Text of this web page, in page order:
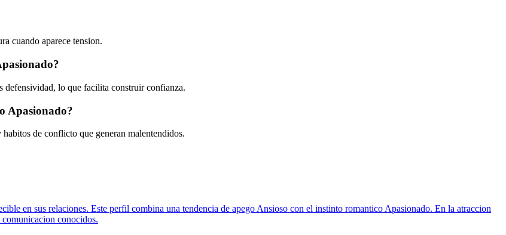
cuando aparece tension.
defensividad, lo que facilita construir confianza.
Apasionado?
de conflicto que generan malentendidos.
en sus relaciones. Este perfil combina una tendencia de apego Ansioso con el instinto romantico Apasionado. En la atraccion
comunicacion conocidos.